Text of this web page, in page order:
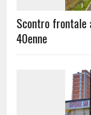
Scontro frontale
40enne